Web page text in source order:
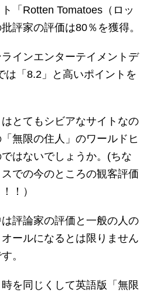
「Rotten Tomatoes（ロッ
評家の評価は80％を獲得。
インエンターテイメントデ
は「8.2」と高いポイントを
とてもシビアなサイトなの
無限の住人」のワールドヒ
はないでしょうか。(ちな
での今のところの観客評価
！）
評論家の評価と一般の人の
ールになるとは限りません
。
を同じくして英語版「無限